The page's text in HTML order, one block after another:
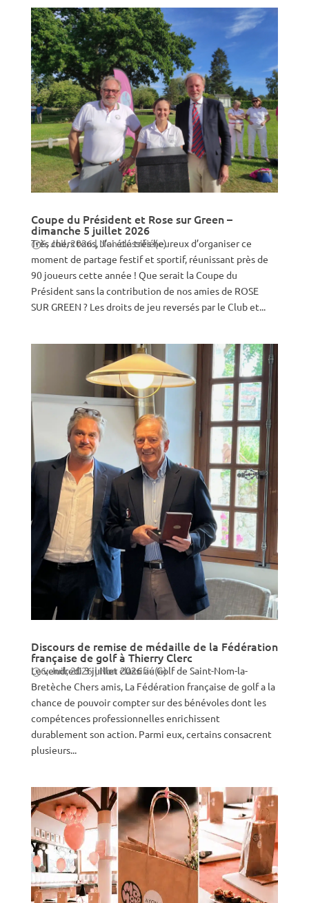
Coupe du Président et Rose sur Green –
dimanche 5 juillet 2026
6, Juil, 2026|Non classifié(e)
Très chers tous, J’ai été très heureux d’organiser ce
moment de partage festif et sportif, réunissant près de
90 joueurs cette année ! Que serait la Coupe du
Président sans la contribution de nos amies de ROSE
SUR GREEN ? Les droits de jeu reversés par le Club et...
Discours de remise de médaille de la Fédération
française de golf à Thierry Clerc
6, Juil, 2026|Non classifié(e)
Le vendredi 3 juillet 2026 au Golf de Saint-Nom-la-
Bretèche Chers amis, La Fédération française de golf a la
chance de pouvoir compter sur des bénévoles dont les
compétences professionnelles enrichissent
durablement son action. Parmi eux, certains consacrent
plusieurs...